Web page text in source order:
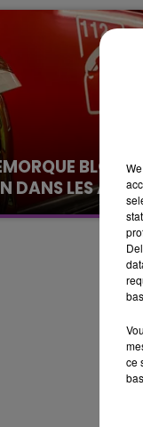
10h00 - 14h00
DE CAISSE
DANS LES
s'est déclaré
ce